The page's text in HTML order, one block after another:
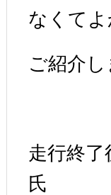
なくて
ご紹介
走行終
氏